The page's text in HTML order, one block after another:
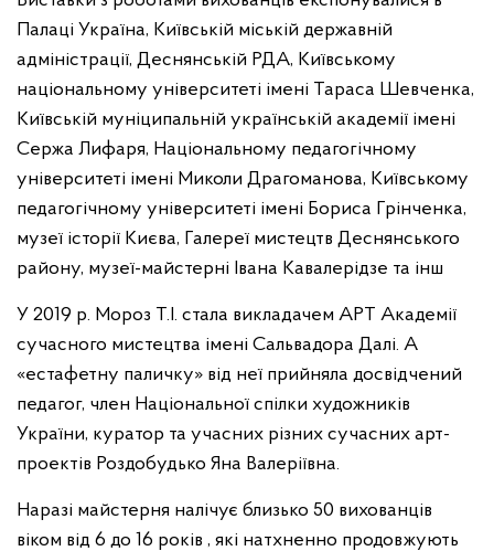
Палаці Україна, Київській міській державній
адміністрації, Деснянській РДА, Київському
національному університеті імені Тараса Шевченка,
Київській муніципальній українській академії імені
Сержа Лифаря, Національному педагогічному
університеті імені Миколи Драгоманова, Київському
педагогічному університеті імені Бориса Грінченка,
музеї історії Києва, Галереї мистецтв Деснянського
району, музеї-майстерні Івана Кавалерідзе та інш
У 2019 р. Мороз Т.І. стала викладачем АРТ Академії
сучасного мистецтва імені Сальвадора Далі. А
«естафетну паличку» від неї прийняла досвідчений
педагог, член Національної спілки художників
України, куратор та учасних різних сучасних арт-
проектів Роздобудько Яна Валеріївна.
Наразі майстерня налічує близько 50 вихованців
віком від 6 до 16 років , які натхненно продовжують